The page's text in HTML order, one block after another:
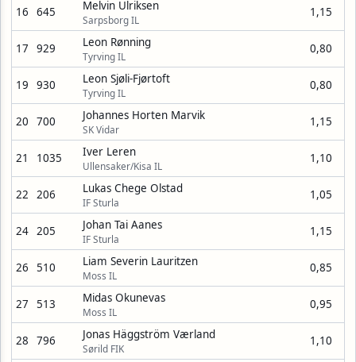
16 645 Melvin Ulriksen
Sarpsborg IL
1,15
17 929 Leon Rønning
Tyrving IL
0,80
19 930 Leon Sjøli-Fjørtoft
Tyrving IL
0,80
20 700 Johannes Horten Marvik
SK Vidar
1,15
21 1035 Iver Leren
Ullensaker/Kisa IL
1,10
22 206 Lukas Chege Olstad
IF Sturla
1,05
24 205 Johan Tai Aanes
IF Sturla
1,15
26 510 Liam Severin Lauritzen
Moss IL
0,85
27 513 Midas Okunevas
Moss IL
0,95
28 796 Jonas Häggström Værland
Sørild FIK
1,10